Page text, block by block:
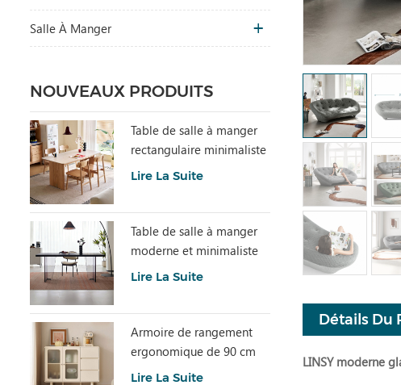
Détails Du
LINSY moderne
Salle À Manger
NOUVEAUX PRODUITS
Table de salle à manger
rectangulaire minimaliste
avec pierre frittée
Lire La Suite
Table de salle à manger
moderne et minimaliste
en dalle de pierre grise
Lire La Suite
Armoire de rangement
ergonomique de 90 cm
de hauteur et spacieuse
Lire La Suite